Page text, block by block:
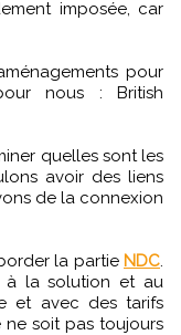
imposée, car
pour
nous : British
quelles sont les
avoir des liens
de la connexion
la partie NDC
à la solution et au
et avec des tarifs
soit pas toujours